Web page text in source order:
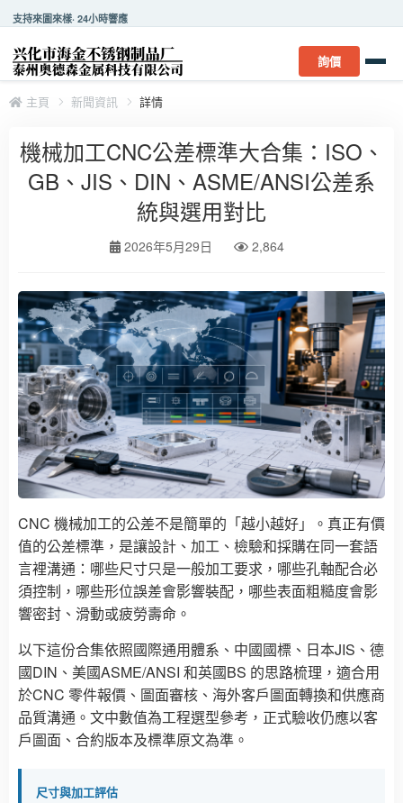
支持來圖來樣· 24小時響應
詢價
主頁 新聞資訊 詳情
機械加工CNC公差標準大合集：ISO、
GB、JIS、DIN、ASME/ANSI公差系
統與選用對比
2026年5月29日 2,864
CNC 機械加工的公差不是簡單的「越小越好」。真正有價
值的公差標準，是讓設計、加工、檢驗和採購在同一套語
言裡溝通：哪些尺寸只是一般加工要求，哪些孔軸配合必
須控制，哪些形位誤差會影響裝配，哪些表面粗糙度會影
響密封、滑動或疲勞壽命。
以下這份合集依照國際通用體系、中國國標、日本JIS、德
國DIN、美國ASME/ANSI 和英國BS 的思路梳理，適合用
於CNC 零件報價、圖面審核、海外客戶圖面轉換和供應商
品質溝通。文中數值為工程選型參考，正式驗收仍應以客
戶圖面、合約版本及標準原文為準。
尺寸與加工評估